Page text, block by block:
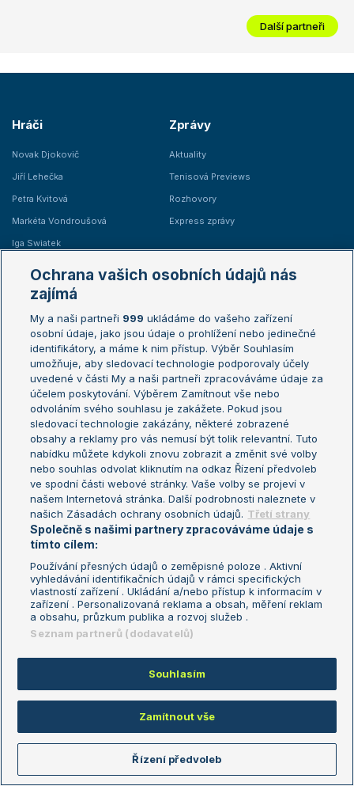
Další partneři
Hráči
Novak Djokovič
Jiří Lehečka
Petra Kvitová
Markéta Vondroušová
Iga Swiatek
Zprávy
Aktuality
Tenisová Previews
Rozhovory
Express zprávy
Žebříčky
Žebříček ATP (muži)
Žebříček WTA (ženy)
Sázkařský žebříček
Australian Open
French Open
Wimbledon
US Open
Turnaj mistrů
Turnaj mistryň
Aktualní trendy
Fotbalové přestupy
Livesport Daily
LS Prague Open
Podmínky užití
Nastavení soukromí
GDPR a žurnalistika
Reklama
Kontakt
Informace o zpracování osobních
údajů
Copyright © 2008-2026 TenisPortal.cz. Využíváme zpravodajství ČTK.
Ochrana vašich osobních údajů nás
zajímá
My a naši partneři 999 ukládáme do vašeho zařízení
osobní údaje, jako jsou údaje o prohlížení nebo jedinečné
identifikátory, a máme k nim přístup. Výběr Souhlasím
umožňuje, aby sledovací technologie podporovaly účely
uvedené v části My a naši partneři zpracováváme údaje za
účelem poskytování. Výběrem Zamítnout vše nebo
odvoláním svého souhlasu je zakážete. Pokud jsou
sledovací technologie zakázány, některé zobrazené
obsahy a reklamy pro vás nemusí být tolik relevantní. Tuto
nabídku můžete kdykoli znovu zobrazit a změnit své volby
nebo souhlas odvolat kliknutím na odkaz Řízení předvoleb
ve spodní části webové stránky. Vaše volby se projeví v
našem Internetová stránka. Další podrobnosti naleznete v
našich Zásadách ochrany osobních údajů. Třetí strany
Společně s našimi partnery zpracováváme údaje s
tímto cílem:
Používání přesných údajů o zeměpisné poloze . Aktivní
vyhledávání identifikačních údajů v rámci specifických
vlastností zařízení . Ukládání a/nebo přístup k informacím v
zařízení . Personalizovaná reklama a obsah, měření reklam
a obsahu, průzkum publika a rozvoj služeb .
Seznam partnerů (dodavatelů)
Souhlasím
Zamítnout vše
Řízení předvoleb